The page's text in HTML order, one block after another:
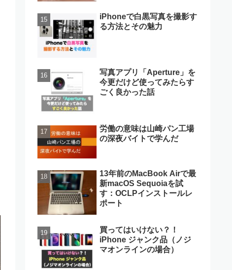
iPhoneで白黒写真を撮影す
る方法とその魅力
写真アプリ「Aperture」を
今更だけど使ってみたらす
ごく良かった話
労働の意味は山崎パン工場
の深夜バイトで学んだ
13年前のMacBook Airで最
新macOS Sequoiaを試
す：OCLPインストールレ
ポート
買ってはいけない？！
iPhone ジャンク品（ノジ
マオンラインの場合）